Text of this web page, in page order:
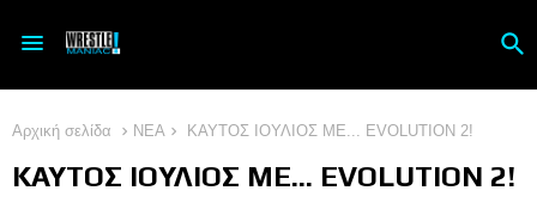
Αρχική σελίδα ΝΕΑ ΚΑΥΤΟΣ ΙΟΥΛΙΟΣ ΜΕ... EVOLUTION 2!
ΚΑΥΤΟΣ ΙΟΥΛΙΟΣ ΜΕ... EVOLUTION 2!